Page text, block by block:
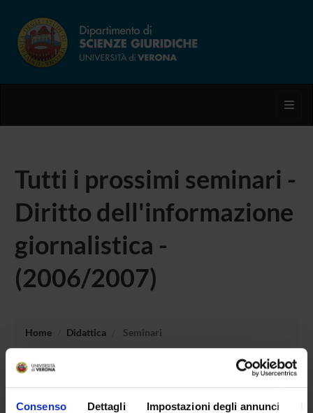
Consenso Dettagli Impostazioni degli annunci
Tutti i prossimi seminari -
Diritto dell'informazione
giornalistica -
(2006/2007)
Home Didattica Seminari
Non è stato trovato alcun seminario relativo
all'insegnamento Diritto dell'informazione giornalistica.